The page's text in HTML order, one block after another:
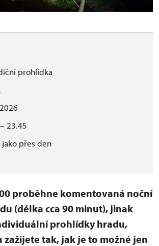
prohlídka
23.45
jako přes den
proběhne komentovaná noční
(délka cca 90 minut), jinak
prohlídky hradu,
zažijete tak, jak je to možné jen